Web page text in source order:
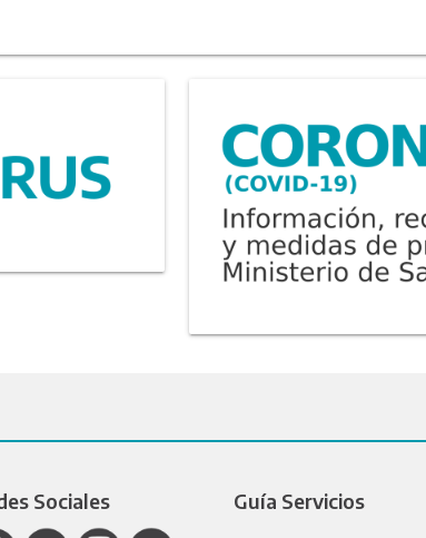
Sociales Guía Servicios